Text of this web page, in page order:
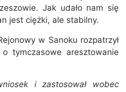
Jak udało nam się
jest ciężki, ale stabilny.
w Sanoku rozpatrzył
tymczasowe aresztowanie
i zastosował wobec